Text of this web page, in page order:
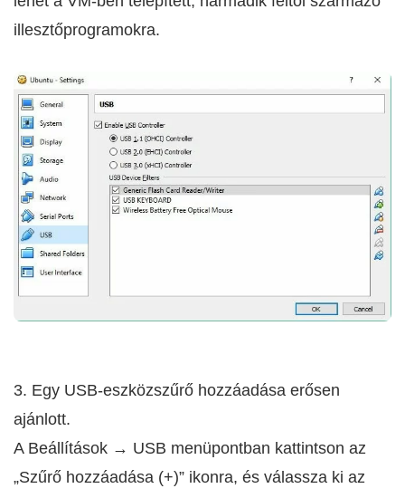
illesztőprogramokra.
3. Egy USB-eszközszűrő hozzáadása erősen
ajánlott.
A Beállítások → USB menüpontban kattintson az
„Szűrő hozzáadása (+)” ikonra, és válassza ki az